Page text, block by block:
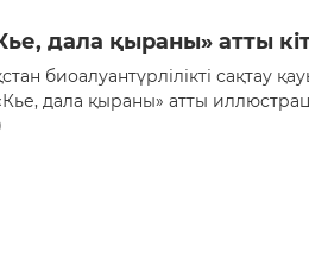
дала қыраны» атты
биоалуантүрлілікті сақтау
дала қыраны» атты